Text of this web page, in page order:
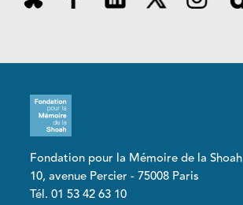
Fondation pour la Mémoire de la Shoah
10, avenue Percier - 75008 Paris
Tél. 01 53 42 63 10